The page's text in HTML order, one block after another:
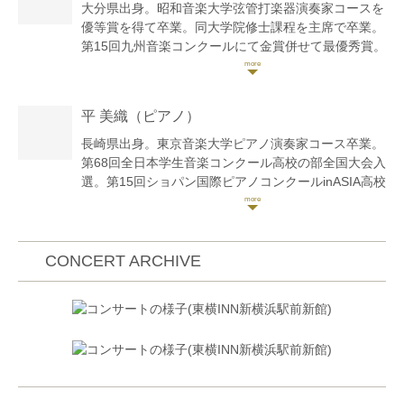
大分県出身。昭和音楽大学弦管打楽器演奏家コースを
優等賞を得て卒業。同大学院修士課程を主席で卒業。
第15回九州音楽コンクールにて金賞併せて最優秀賞。
第20回宮日音楽コンクール弦楽器部門にて最優秀賞。
ンクール全国大会弦楽器部門大学生の部第2位。第10
回全日本芸術コンクールヴァイオリン大学一般(音大
関係)部門にて関東大会第3位、全国大会第5位。第20
回〝長江杯〝国際音楽コンクール弦楽器部門大学生の
部第4位。第37回昭和音楽大学管弦楽団定期演奏会、
「シェエラザード」を、第8回音楽大学フェスティバ
卒業時には学内の成績上位者による卒業演奏会、第89
内楽セミナー「楽興の時」やMAROプロジェクトにて
リンを篠﨑永育、岩崎裕子、篠崎史紀各氏に、室内楽
平 美織 （ピアノ）
長崎県出身。東京音楽大学ピアノ演奏家コース卒業。
第68回全日本学生音楽コンクール高校の部全国大会入
選。第15回ショパン国際ピアノコンクールinASIA高校
生部門 アジア大会銀賞、第19回同コンクールコンチ
コンクール 準グランプリ及び聴衆賞。第62回西日本
国際音楽コンクール理創賞(最高位)など数々のコンク
氏や九州交響楽団奏者と共演。これまでにピアノを田
CONCERT ARCHIVE